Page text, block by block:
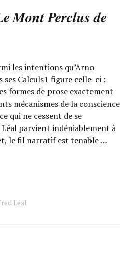
Mont Perclus de
les intentions qu’Arno
ses Calculs1 figure celle-ci :
formes de prose exactement
mécanismes de la conscience
qui ne cessent de se
parvient indéniablement à
le fil narratif est tenable …
Léal